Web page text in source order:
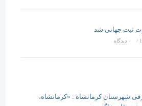
جهانی شد
کرمانشاه : «کرمانشاه،